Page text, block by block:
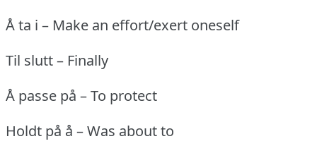
Å ta i – Make an effort/exert oneself
Til slutt – Finally
Å passe på – To protect
Holdt på å – Was about to